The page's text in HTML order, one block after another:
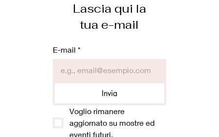
Lascia qui la
tua e-mail
E-mail *
Invia
Voglio rimanere
aggiornato su mostre ed
eventi futuri.